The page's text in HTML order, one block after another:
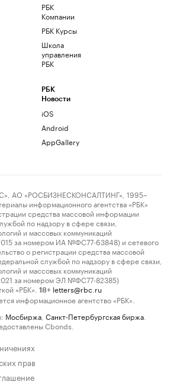
РБК
Компании
РБК Курсы
Школа
управления
РБК
РБК
Новости
iOS
Android
AppGallery
АО «РОСБИЗНЕСКОНСАЛТИНГ», 1995–
информационного агентства «РБК»
средства массовой информации
по надзору в сфере связи,
и массовых коммуникаций
за номером ИА №ФС77-63848) и сетевого
о регистрации средства массовой
службой по надзору в сфере связи,
и массовых коммуникаций
за номером ЭЛ №ФС77-82385)
«РБК».
18+ letters@rbc.ru
информационное агентство «РБК».
Мосбиржа Санкт-Петербургская биржа
Cbonds.
прав